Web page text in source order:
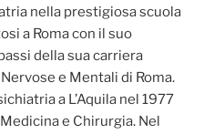
nella prestigiosa scuola
a Roma con il suo
della sua carriera
e Mentali di Roma.
a L’Aquila nel 1977
e Chirurgia. Nel